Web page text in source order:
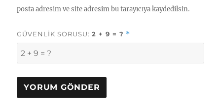
posta adresim ve site adresim bu tarayıcıya kaydedilsin.
GÜVENLIK SORUSU:2 + 9 = ? *